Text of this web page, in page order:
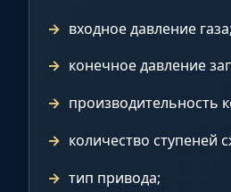
входное давление газа;
конечное давление
производительность
количество ступеней
тип привода;